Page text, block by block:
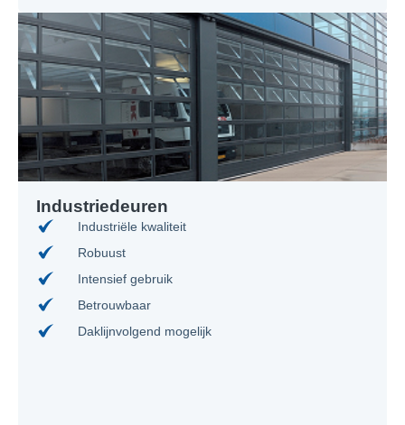
Industriedeuren
Industriële kwaliteit
Robuust
Intensief gebruik
Betrouwbaar
Daklijnvolgend mogelijk